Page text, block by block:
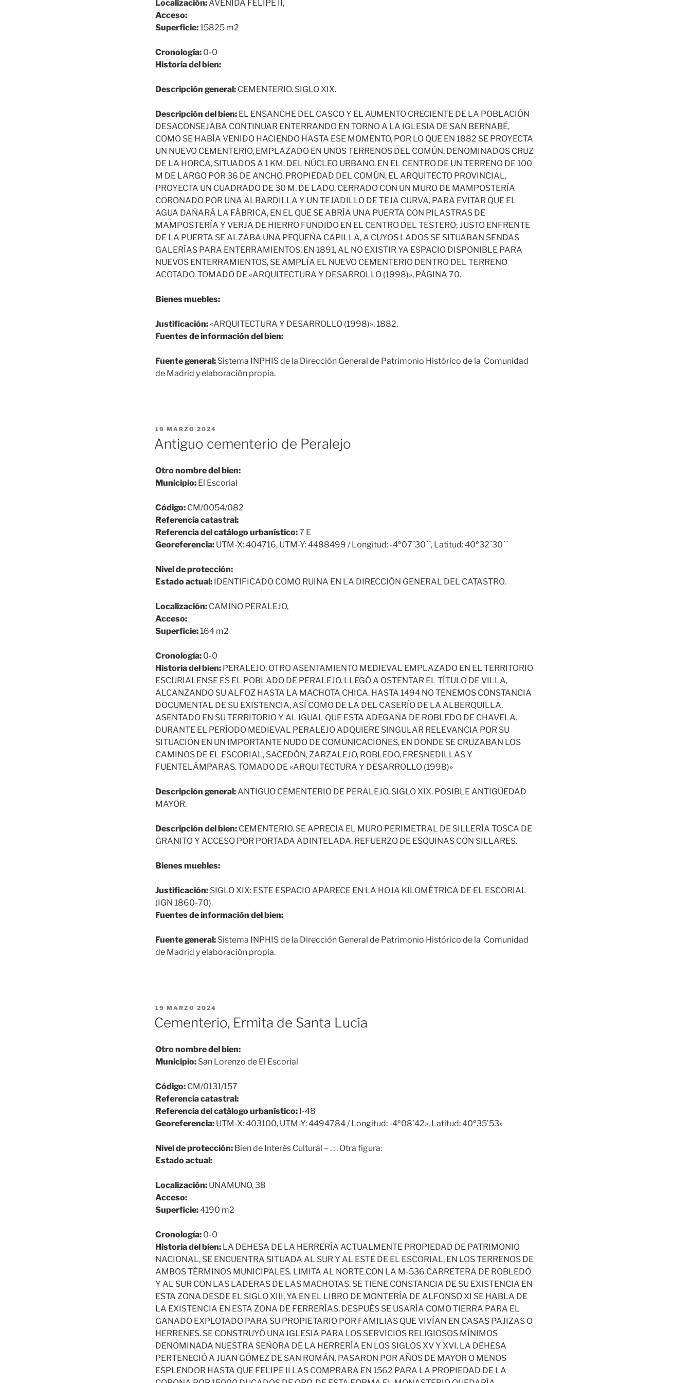
Localización: AVENIDA FELIPE II,
Acceso:
Superficie: 15825 m2
Cronología: 0-0
Historia del bien:
Descripción general: CEMENTERIO. SIGLO XIX.
Descripción del bien: EL ENSANCHE DEL CASCO Y EL AUMENTO CRECIENTE DE LA POBLACIÓN
DESACONSEJABA CONTINUAR ENTERRANDO EN TORNO A LA IGLESIA DE SAN BERNABÉ,
COMO SE HABÍA VENIDO HACIENDO HASTA ESE MOMENTO, POR LO QUE EN 1882 SE PROYECTA
UN NUEVO CEMENTERIO, EMPLAZADO EN UNOS TERRENOS DEL COMÚN, DENOMINADOS CRUZ
DE LA HORCA, SITUADOS A 1 KM. DEL NÚCLEO URBANO. EN EL CENTRO DE UN TERRENO DE 100
M DE LARGO POR 36 DE ANCHO, PROPIEDAD DEL COMÚN, EL ARQUITECTO PROVINCIAL,
PROYECTA UN CUADRADO DE 30 M. DE LADO, CERRADO CON UN MURO DE MAMPOSTERÍA
CORONADO POR UNA ALBARDILLA Y UN TEJADILLO DE TEJA CURVA, PARA EVITAR QUE EL
AGUA DAÑARÁ LA FÁBRICA, EN EL QUE SE ABRÍA UNA PUERTA CON PILASTRAS DE
MAMPOSTERÍA Y VERJA DE HIERRO FUNDIDO EN EL CENTRO DEL TESTERO; JUSTO ENFRENTE
DE LA PUERTA SE ALZABA UNA PEQUEÑA CAPILLA, A CUYOS LADOS SE SITUABAN SENDAS
GALERÍAS PARA ENTERRAMIENTOS. EN 1891, AL NO EXISTIR YA ESPACIO DISPONIBLE PARA
NUEVOS ENTERRAMIENTOS, SE AMPLÍA EL NUEVO CEMENTERIO DENTRO DEL TERRENO
ACOTADO. TOMADO DE «ARQUITECTURA Y DESARROLLO (1998)», PÁGINA 70.
Bienes muebles:
Justificación:«ARQUITECTURA Y DESARROLLO (1998)»: 1882.
Fuentes de información del bien:
Fuente general: Sistema INPHIS de la Dirección General de Patrimonio Histórico de la Comunidad
de Madrid y elaboración propia.
PUBLICADO
19 MARZO 2024
Antiguo cementerio de Peralejo
Otro nombre del bien:
Municipio: El Escorial
Código: CM/0054/082
Referencia catastral:
Referencia del catálogo urbanístico:7 E
Georeferencia: UTM-X: 404716, UTM-Y: 4488499 / Longitud: -4º07´30´´, Latitud: 40º32´30´´
Nivel de protección:
Estado actual: IDENTIFICADO COMO RUINA EN LA DIRECCIÓN GENERAL DEL CATASTRO.
Localización: CAMINO PERALEJO,
Acceso:
Superficie:164 m2
Cronología: 0-0
Historia del bien: PERALEJO: OTRO ASENTAMIENTO MEDIEVAL EMPLAZADO EN EL TERRITORIO
ESCURIALENSE ES EL POBLADO DE PERALEJO. LLEGÓ A OSTENTAR EL TÍTULO DE VILLA,
ALCANZANDO SU ALFOZ HASTA LA MACHOTA CHICA. HASTA 1494 NO TENEMOS CONSTANCIA
DOCUMENTAL DE SU EXISTENCIA, ASÍ COMO DE LA DEL CASERÍO DE LA ALBERQUILLA,
ASENTADO EN SU TERRITORIO Y AL IGUAL QUE ESTA ADEGAÑA DE ROBLEDO DE CHAVELA.
DURANTE EL PERÍODO MEDIEVAL PERALEJO ADQUIERE SINGULAR RELEVANCIA POR SU
SITUACIÓN EN UN IMPORTANTE NUDO DE COMUNICACIONES, EN DONDE SE CRUZABAN LOS
CAMINOS DE EL ESCORIAL, SACEDÓN, ZARZALEJO, ROBLEDO, FRESNEDILLAS Y
FUENTELÁMPARAS. TOMADO DE «ARQUITECTURA Y DESARROLLO (1998)»
Descripción general:ANTIGUO CEMENTERIO DE PERALEJO. SIGLO XIX. POSIBLE ANTIGÜEDAD
MAYOR.
Descripción del bien: CEMENTERIO. SE APRECIA EL MURO PERIMETRAL DE SILLERÍA TOSCA DE
GRANITO Y ACCESO POR PORTADA ADINTELADA. REFUERZO DE ESQUINAS CON SILLARES.
Bienes muebles:
Justificación: SIGLO XIX: ESTE ESPACIO APARECE EN LA HOJA KILOMÉTRICA DE EL ESCORIAL
(IGN 1860-70).
Fuentes de información del bien:
Fuente general: Sistema INPHIS de la Dirección General de Patrimonio Histórico de la Comunidad
de Madrid y elaboración propia.
PUBLICADO
EL
19 MARZO 2024
Cementerio, Ermita de Santa Lucía
Otro nombre del bien:
Municipio: San Lorenzo de El Escorial
Código: CM/0131/157
Referencia catastral:
Referencia del catálogo urbanístico: I-48
Georeferencia: UTM-X: 403100, UTM-Y: 4494784 / Longitud: -4º08’42», Latitud: 40º35’53»
Nivel de protección: Bien de Interés Cultural – . : . Otra figura:
Estado actual:
Localización: UNAMUNO, 38
Acceso:
Superficie:4190 m2
Cronología: 0-0
Historia del bien: LA DEHESA DE LA HERRERÍA ACTUALMENTE PROPIEDAD DE PATRIMONIO
NACIONAL, SE ENCUENTRA SITUADA AL SUR Y AL ESTE DE EL ESCORIAL, EN LOS TERRENOS DE
AMBOS TÉRMINOS MUNICIPALES. LIMITA AL NORTE CON LA M-536 CARRETERA DE ROBLEDO
Y AL SUR CON LAS LADERAS DE LAS MACHOTAS. SE TIENE CONSTANCIA DE SU EXISTENCIA EN
ESTA ZONA DESDE EL SIGLO XIII, YA EN EL LIBRO DE MONTERÍA DE ALFONSO XI SE HABLA DE
LA EXISTENCIA EN ESTA ZONA DE FERRERÍAS. DESPUÉS SE USARÍA COMO TIERRA PARA EL
GANADO EXPLOTADO PARA SU PROPIETARIO POR FAMILIAS QUE VIVÍAN EN CASAS PAJIZAS O
HERRENES. SE CONSTRUYÓ UNA IGLESIA PARA LOS SERVICIOS RELIGIOSOS MÍNIMOS
DENOMINADA NUESTRA SEÑORA DE LA HERRERÍA EN LOS SIGLOS XV Y XVI. LA DEHESA
PERTENECIÓ A JUAN GÓMEZ DE SAN ROMÁN. PASARON POR AÑOS DE MAYOR O MENOS
ESPLENDOR HASTA QUE FELIPE II LAS COMPRARA EN 1562 PARA LA PROPIEDAD DE LA